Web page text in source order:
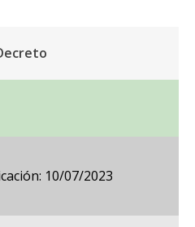
10/07/2023